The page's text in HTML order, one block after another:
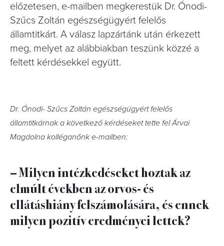
előzetesen, e-mailben megkerestük Dr. Ónodi-
Szűcs Zoltán egészségügyért felelős
államtitkárt. A válasz lapzártánk után érkezett
meg, melyet az alábbiakban teszünk közzé a
feltett kérdésekkel együtt.
Dr. Ónodi- Szűcs Zoltán egészségügyért felelős
államtitkárnak a következő kérdéseket tette fel Árvai
Magdolna kolléganőnk e-mailben:
– Milyen intézkedéseket hoztak az
elmúlt években az orvos- és
ellátáshiány felszámolására, és ennek
milyen pozitív eredményei lettek?